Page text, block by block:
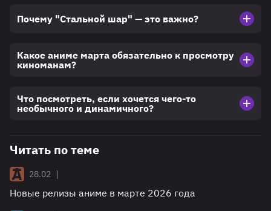
Почему "Стальной шар" — это важно?
Какое аниме марта обязательно к просмотру
киноманам?
Что посмотреть, если хочется чего-то
необычного и динамичного?
Читать по теме
28.02 |
Новые релизы аниме в марте 2026 года